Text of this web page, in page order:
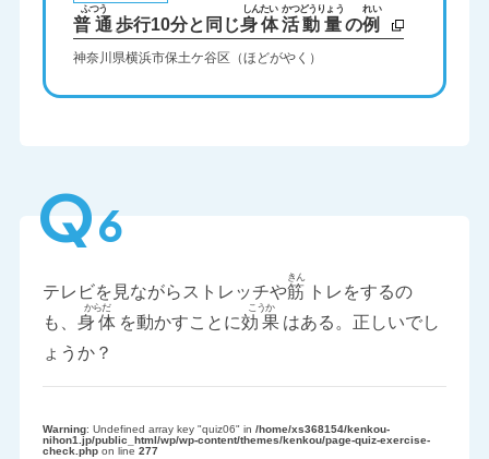
普通 歩行10分と同じ身体活動量の例
神奈川県横浜市保土ケ谷区（ほどがやく）
Q6
テレビを見ながらストレッチや筋 トレをするの
も、 身体 を動かすことに効果 はある。正しいでし
ょうか？
Warning: Undefined array key "quiz06" in /home/xs368154/kenkou-
nihon1.jp/public_html/wp/wp-content/themes/kenkou/page-quiz-exercise-
check.phpon line 277